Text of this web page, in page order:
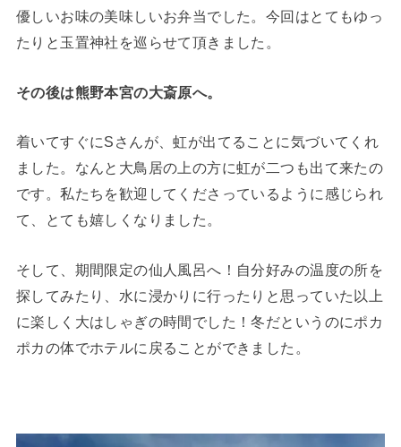
優しいお味の美味しいお弁当でした。今回はとてもゆっ
たりと玉置神社を巡らせて頂きました。
その後は熊野本宮の大斎原へ。
着いてすぐにSさんが、虹が出てることに気づいてくれ
ました。なんと大鳥居の上の方に虹が二つも出て来たの
です。私たちを歓迎してくださっているように感じられ
て、とても嬉しくなりました。
そして、期間限定の仙人風呂へ！自分好みの温度の所を
探してみたり、水に浸かりに行ったりと思っていた以上
に楽しく大はしゃぎの時間でした！冬だというのにポカ
ポカの体でホテルに戻ることができました。